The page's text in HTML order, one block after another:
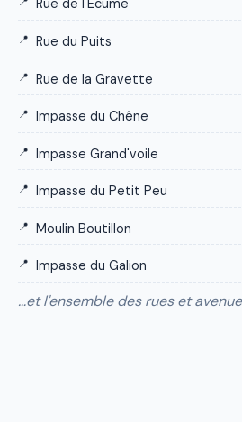
Rue de l'Ecume
Rue du Puits
Rue de la Gravette
Impasse du Chêne
Impasse Grand'voile
Impasse du Petit Peu
Moulin Boutillon
Impasse du Galion
…et l'ensemble des rues et